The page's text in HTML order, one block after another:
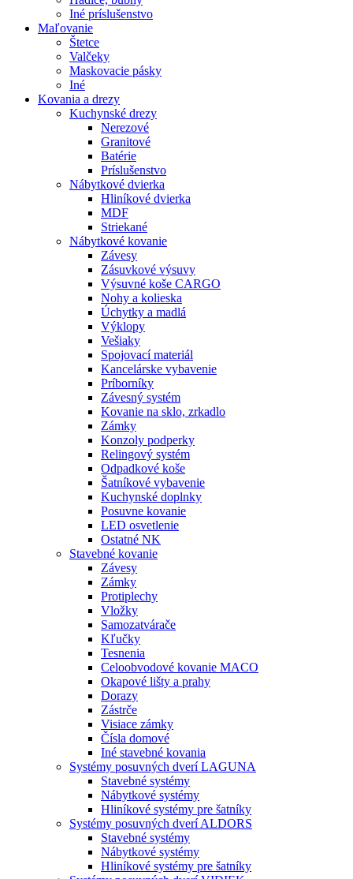
Iné príslušenstvo
Maľovanie
Štetce
Valčeky
Maskovacie pásky
Iné
Kovania a drezy
Kuchynské drezy
Nerezové
Granitové
Batérie
Príslušenstvo
Nábytkové dvierka
Hliníkové dvierka
MDF
Striekané
Nábytkové kovanie
Závesy
Zásuvkové výsuvy
Výsuvné koše CARGO
Nohy a kolieska
Úchytky a madlá
Výklopy
Vešiaky
Spojovací materiál
Kancelárske vybavenie
Príborníky
Závesný systém
Kovanie na sklo, zrkadlo
Zámky
Konzoly podperky
Relingový systém
Odpadkové koše
Šatníkové vybavenie
Kuchynské doplnky
Posuvne kovanie
LED osvetlenie
Ostatné NK
Stavebné kovanie
Závesy
Zámky
Protiplechy
Vložky
Samozatvárače
Kľučky
Tesnenia
Celoobvodové kovanie MACO
Okapové lišty a prahy
Dorazy
Zástrče
Visiace zámky
Čísla domové
Iné stavebné kovania
Systémy posuvných dverí LAGUNA
Stavebné systémy
Nábytkové systémy
Hliníkové systémy pre šatníky
Systémy posuvných dverí ALDORS
Stavebné systémy
Nábytkové systémy
Hliníkové systémy pre šatníky